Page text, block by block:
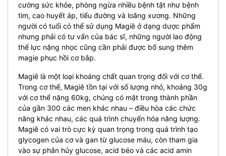
cường sức khỏe, phòng ngừa nhiều bệnh tật như bệnh
tim, cao huyết áp, tiểu đường và loãng xương. Những
người có tuổi có thể sử dụng Magiê ở dạng dược phẩm
nhưng phải có tư vấn của bác sĩ, những người lao động
thể lực nặng nhọc cũng cần phải được bổ sung thêm
magie phục hồi cơ bắp.
Magiê là một loại khoáng chất quan trọng đối với cơ thể.
Trong cơ thể, Magiê tồn tại với số lượng nhỏ, khoảng 30g
với cơ thể nặng 60kg, chúng có mặt trong thành phần
của gần 300 các men khác nhau – điều hòa các chức
năng khác nhau, các quá trình chuyển hóa năng lượng.
Magiê có vai trò cực kỳ quan trọng trong quá trình tạo
glycogen của cơ và gan từ glucose máu, còn tham gia
vào sự phân hủy glucose, acid béo và các acid amin